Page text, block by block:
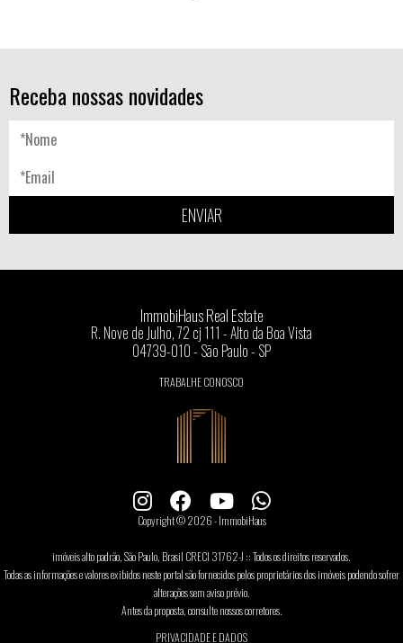
Receba nossas novidades
ENVIAR
ImmobiHaus Real Estate
R. Nove de Julho, 72 cj 111 - Alto da Boa Vista
04739-010 - São Paulo - SP
TRABALHE CONOSCO
Copyright © 2026 - ImmobiHaus
imóveis alto padrão, São Paulo, Brasil CRECI 31762-J :: Todos os direitos reservados.
Todas as informações e valores exibidos neste portal são fornecidos pelos proprietários dos imóveis podendo sofrer
alterações sem aviso prévio.
Antes da proposta, consulte nossos corretores.
PRIVACIDADE E DADOS